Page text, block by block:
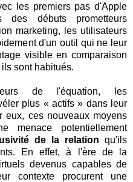
les premiers pas d'Apple
des débuts prometteurs
marketing, les utilisateurs
d'un outil qui ne leur
visible en comparaison
sont habitués.
de l'équation, les
plus « actifs » dans leur
eux, ces nouveaux moyens
menace potentiellement
de la relation qu'ils
En effet, à l'ère de la
devenus capables de
contexte procurent une